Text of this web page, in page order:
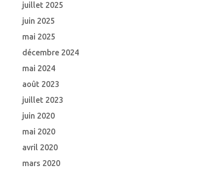
juillet 2025
juin 2025
mai 2025
décembre 2024
mai 2024
août 2023
juillet 2023
juin 2020
mai 2020
avril 2020
mars 2020